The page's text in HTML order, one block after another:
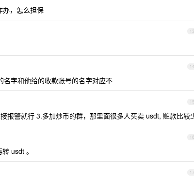
办，怎么担保
13
14
字和他给的收款账号的名字对应不
15
报警就行 3.多加炒币的群，那里面很多人买卖 usdt, 赃款比较
16
usdt 。
17